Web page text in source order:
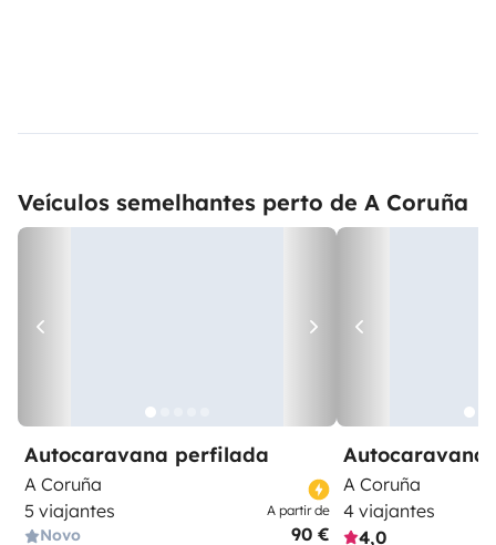
Veículos semelhantes perto de A Coruña
Autocaravana perfilada
A Coruña
5 viajantes
Novo
A partir de
90 €
A Coruña
4 viajantes
4,0